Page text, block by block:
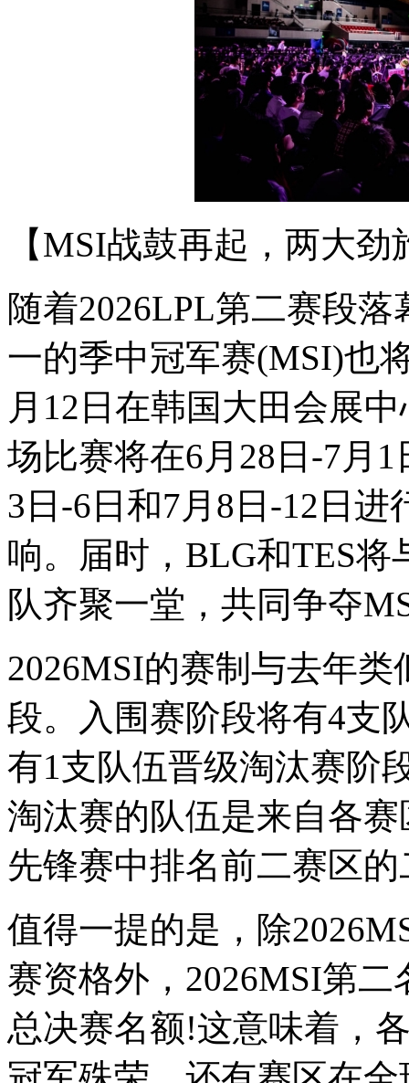
【MSI战鼓再起，两大
随着2026LPL第二赛段
一的季中冠军赛(MSI)也
月12日在韩国大田会展
场比赛将在6月28日-7月
3日-6日和7月8日-12日
响。届时，BLG和TES
队齐聚一堂，共同争夺
2026MSI的赛制与去年
段。入围赛阶段将有4支
有1支队伍晋级淘汰赛阶
淘汰赛的队伍是来自各
先锋赛中排名前二赛区
值得一提的是，除
赛资格外，2026MSI第
总决赛名额!这意味着，